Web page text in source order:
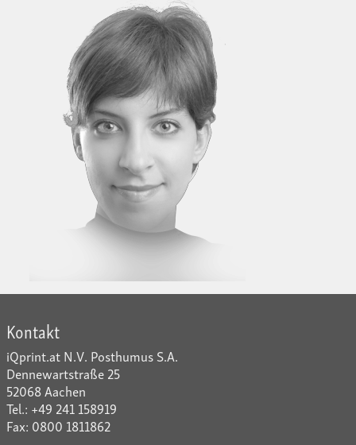
Kontakt
iQprint.at N.V. Posthumus S.A.
Dennewartstraße 25
52068 Aachen
Tel.: +49 241 158919
Fax: 0800 1811862